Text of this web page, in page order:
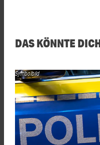
DAS KÖNNTE
Symbolbild